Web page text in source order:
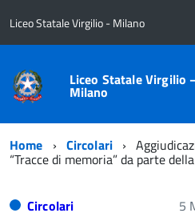
Liceo Statale Virgilio - Milano
Liceo Statale Virgilio
Milano
Home Circolari
“Tracce di memoria” da parte
Circolari 5